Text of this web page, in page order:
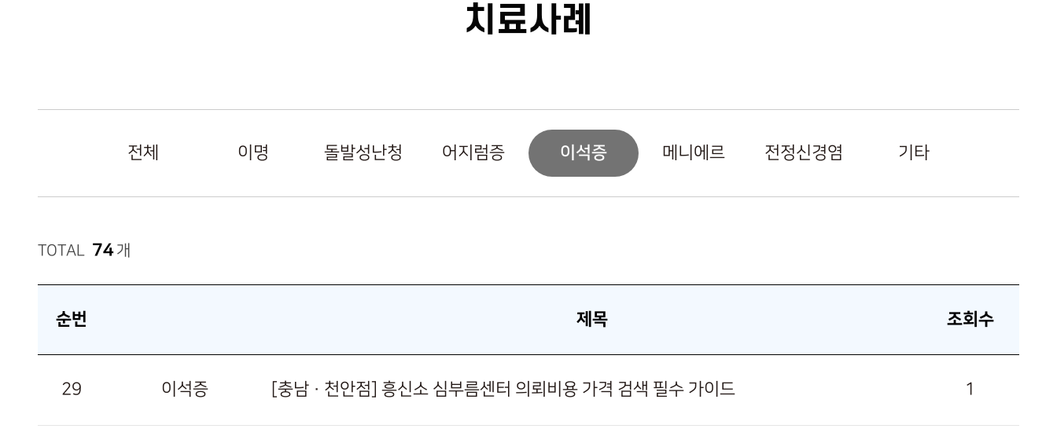
치료사례
전체 이명 돌발성난청 어지럼증 이석증 메니에르 전정신경염 기타
TOTAL 74개
순번 제목 조회수
29 이석증 [충남 · 천안점] 흥신소 심부름센터 의뢰비용 가격 검색 필수 가이드 1